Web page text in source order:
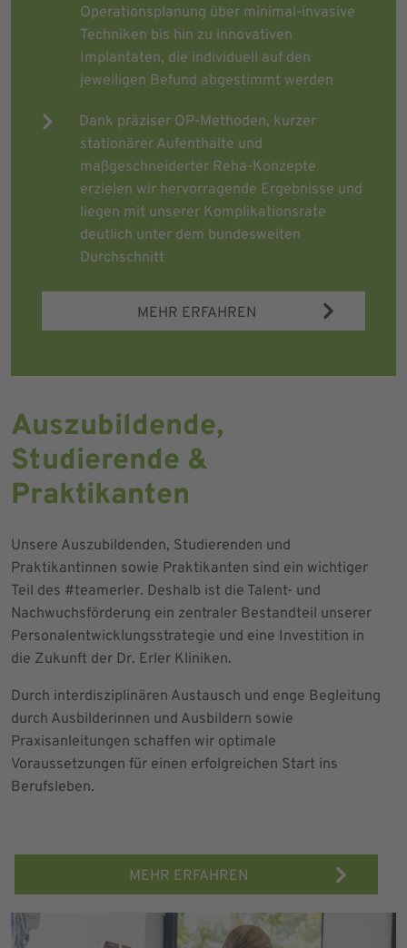
Operationsplanung über minimal-invasive
Techniken bis hin zu innovativen
Implantaten, die individuell auf den
jeweiligen Befund abgestimmt werden
Dank präziser OP-Methoden, kurzer
stationärer Aufenthalte und
maßgeschneiderter Reha-Konzepte
erzielen wir hervorragende Ergebnisse und
liegen mit unserer Komplikationsrate
deutlich unter dem bundesweiten
Durchschnitt
MEHR ERFAHREN
Auszubildende,
Studierende &
Praktikanten
Unsere Auszubildenden, Studierenden und
Praktikantinnen sowie Praktikanten sind ein wichtiger
Teil des #teamerler. Deshalb ist die Talent- und
Nachwuchsförderung ein zentraler Bestandteil unserer
Personalentwicklungsstrategie und eine Investition in
die Zukunft der Dr. Erler Kliniken.
Durch interdisziplinären Austausch und enge Begleitung
durch Ausbilderinnen und Ausbildern sowie
Praxisanleitungen schaffen wir optimale
Voraussetzungen für einen erfolgreichen Start ins
Berufsleben.
MEHR ERFAHREN